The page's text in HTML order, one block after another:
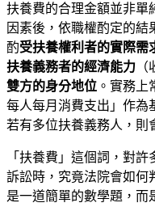
扶養費的合理金額並非單
因素後，依職權酌定的
酌受扶養權利者的實際需
扶養義務者的經濟能力
雙方的身分地位 。實務上
每人每月消費支出」作為
若有多位扶養義務人，則
「扶養費」這個詞，對
訴訟時，究竟法院會如何
是一道簡單的數學題，而